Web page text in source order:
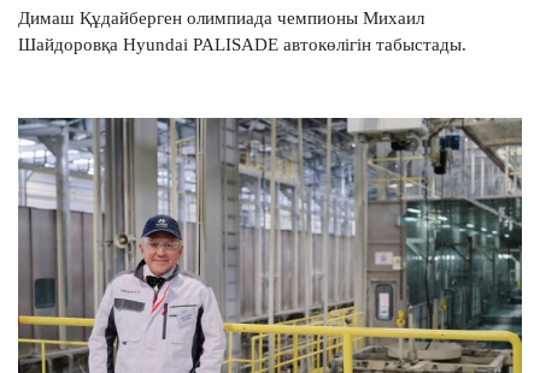
Димаш Құдайберген олимпиада чемпионы Михаил
Шайдоровқа Hyundai PALISADE автокөлігін табыстады.
Согласие на сбор и обработку данных
ӨТІНІМ ЖІБЕРУ
Предложение не является публичной офертой